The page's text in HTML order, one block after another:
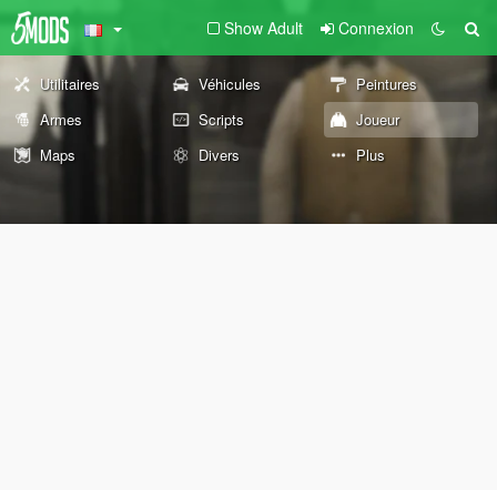
Show Adult Connexion
Utilitaires Véhicules
Peintures
Armes
Scripts
Joueur
Maps
Divers Plus